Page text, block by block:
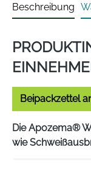
Beschreibung
Beipackzettel
Die Apozema®
wie
Die